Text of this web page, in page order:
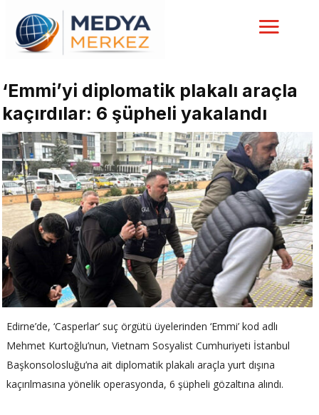
‘Emmi’yi diplomatik plakalı araçla
kaçırdılar: 6 şüpheli yakalandı
Edirne’de, ‘Casperlar’ suç örgütü üyelerinden ‘Emmi’ kod adlı
Mehmet Kurtoğlu’nun, Vietnam Sosyalist Cumhuriyeti İstanbul
Başkonsolosluğu’na ait diplomatik plakalı araçla yurt dışına
kaçırılmasına yönelik operasyonda, 6 şüpheli gözaltına alındı.